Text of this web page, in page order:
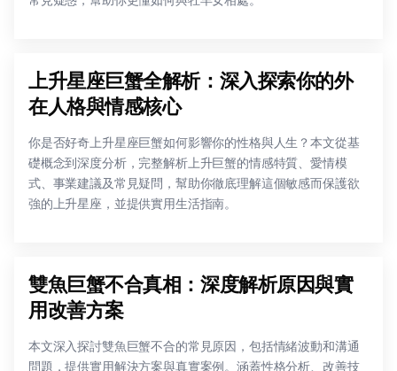
上升星座巨蟹全解析：深入探索你的外
在人格與情感核心
你是否好奇上升星座巨蟹如何影響你的性格與人生？本文從基
礎概念到深度分析，完整解析上升巨蟹的情感特質、愛情模
式、事業建議及常見疑問，幫助你徹底理解這個敏感而保護欲
強的上升星座，並提供實用生活指南。
雙魚巨蟹不合真相：深度解析原因與實
用改善方案
本文深入探討雙魚巨蟹不合的常見原因，包括情緒波動和溝通
問題，提供實用解決方案與真實案例。涵蓋性格分析、改善技